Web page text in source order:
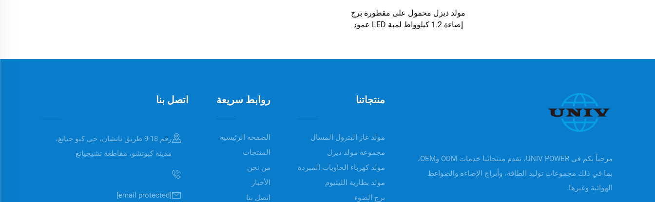
مولد ديزل محمول على مقطورة برج
إضاءة 1.2 كيلوواط لمبة LED عمود
مرحباً بكم في UNIV POWER، تقدم منتجاتنا خدمات ODM وOEM،
بما في ذلك مجموعات توليد الطاقة، وأبراج الإضاءة والضواغط
الهوائية وغيرها.
منتجاتنا
مولد غاز البترول المسال
مجموعة مولد ديزل
مولد كهرباء الحاويات المبردة
مولد بطارية الليثيوم
برج الضوء
روابط سريعة
الصفحة الرئيسية
المنتجات
من نحن
الأخبار
اتصل بنا
اتصل بنا
رقم 18-9 طريق نانشان، حي كيو جيانغ،
مدينة كيوتشو، مقاطعة تشيجيانغ